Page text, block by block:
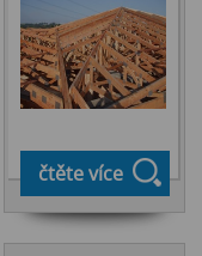
čtěte více